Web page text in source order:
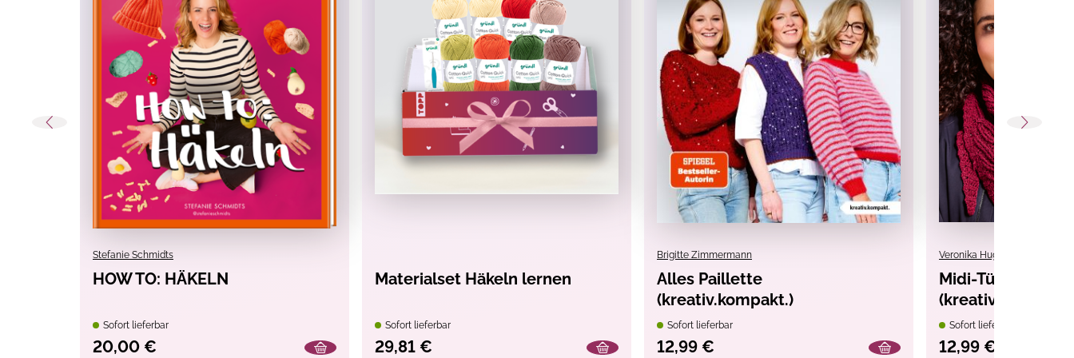
Stefanie Schmidts
HOW TO: HÄKELN
Sofort lieferbar
20,00 €
Materialset Häkeln lernen
Sofort lieferbar
29,81 €
Brigitte Zimmermann
Alles Paillette
(kreativ.kompakt.)
Sofort lieferbar
12,99 €
Veronika Hug
Midi-Tücher
Sofort lieferbar
12,99 €